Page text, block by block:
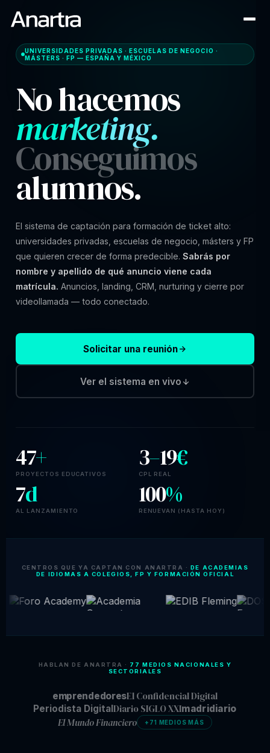
UNIVERSIDADES PRIVADAS · ESCUELAS DE NEGOCIO ·
MÁSTERS · FP — ESPAÑA Y MÉXICO
Sistema de
No hacemos
marketing.
Conseguimos
alumnos.
El sistema de captación para formación de ticket alto:
universidades privadas, escuelas de negocio, másters y FP
que quieren crecer de forma predecible. Sabrás por
nombre y apellido de qué anuncio viene cada
matrícula. Anuncios, landing, CRM, nurturing y cierre por
videollamada — todo conectado.
Solicitar una reunión
Ver el sistema en vivo
47+
PROYECTOS EDUCATIVOS
3–19€
CPL REAL
7d
AL LANZAMIENTO
100%
RENUEVAN (HASTA HOY)
CENTROS QUE YA CAPTAN CON ANARTRA · DE ACADEMIAS
DE IDIOMAS A COLEGIOS, FP Y FORMACIÓN OFICIAL
HABLAN DE ANARTRA · 77 MEDIOS NACIONALES Y
SECTORIALES
emprendedoresEl Confidencial Digital
Periodista DigitalDiario SIGLO XXImadridiario
El Mundo Financiero +71 MEDIOS MÁS